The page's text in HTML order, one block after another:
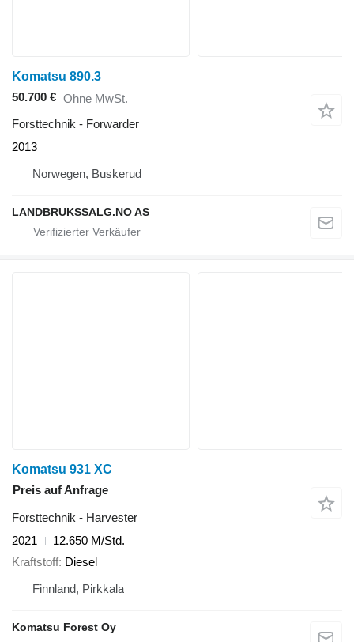
Komatsu 890.3
50.700 € Ohne MwSt.
Forsttechnik - Forwarder
2013
Norwegen, Buskerud
LANDBRUKSSALG.NO AS
Komatsu 931 XC
Preis auf Anfrage
Forsttechnik - Harvester
2021
12.650 M/Std.
Kraftstoff Diesel
Finnland, Pirkkala
Komatsu Forest Oy